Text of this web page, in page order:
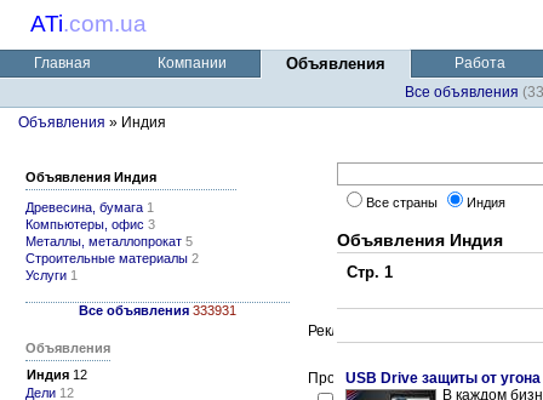
ATi.com.ua
Главная Компании Объявления
Работа
Все объявления
Объявления » Индия
Объявления Индия
Древесина, бумага 1
Компьютеры, офис 3
Металлы, металлопрокат 5
Строительные материалы 2
Услуги 1
Все объявления 333931
Объявления
Индия 12
Дели 12
Все страны Индия
Объявления Индия
Стр. 1
USB Drive защиты от
В каждом